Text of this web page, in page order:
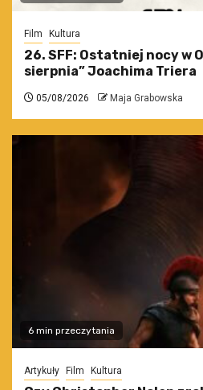
Film Kultura
26. SFF: Ostatniej nocy w
sierpnia” Joachima Triera
05/08/2026 Maja Grabowska
6 min przeczytania
Artykuły Film Kultura